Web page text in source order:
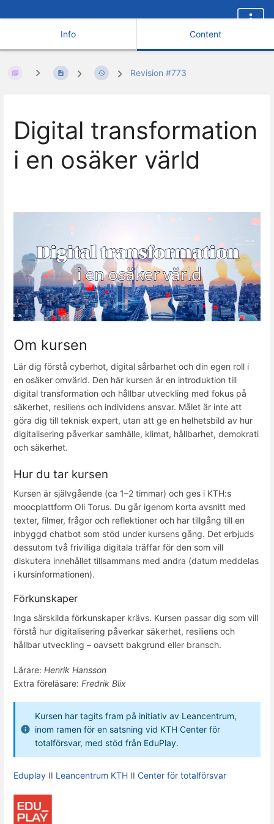
Info Content
Revision #773
Digital transformation
i en osäker värld
Om kursen
Lär dig förstå cyberhot, digital sårbarhet och din egen roll i
en osäker omvärld. Den här kursen är en introduktion till
digital transformation och hållbar utveckling med fokus på
säkerhet, resiliens och individens ansvar. Målet är inte att
göra dig till teknisk expert, utan att ge en helhetsbild av hur
digitalisering påverkar samhälle, klimat, hållbarhet, demokrati
och säkerhet.
Hur du tar kursen
Kursen är självgående (ca 1–2 timmar) och ges i KTH:s
moocplattform Oli Torus. Du går igenom korta avsnitt med
texter, filmer, frågor och reflektioner och har tillgång till en
inbyggd chatbot som stöd under kursens gång. Det erbjuds
dessutom två frivilliga digitala träffar för den som vill
diskutera innehållet tillsammans med andra (datum meddelas
i kursinformationen).
Förkunskaper
Inga särskilda förkunskaper krävs. Kursen passar dig som vill
förstå hur digitalisering påverkar säkerhet, resiliens och
hållbar utveckling – oavsett bakgrund eller bransch.
Lärare: Henrik Hansson
Extra föreläsare: Fredrik Blix
Kursen har tagits fram på initiativ av Leancentrum,
inom ramen för en satsning vid KTH Center för
totalförsvar, med stöd från EduPlay.
Eduplay II Leancentrum KTH II Center för totalförsvar